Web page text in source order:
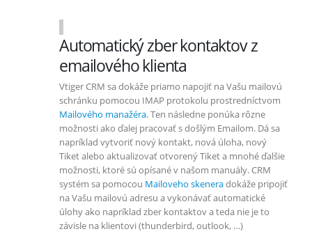
Automatický zber kontaktov z
emailového klienta
Vtiger CRM sa dokáže priamo napojiť na Vašu mailovú
schránku pomocou IMAP protokolu prostredníctvom
Mailového manažéra. Ten následne ponúka rôzne
možnosti ako ďalej pracovať s došlým Emailom. Dá sa
napríklad vytvoriť nový kontakt, nová úloha, nový
Tiket alebo aktualizovať otvorený Tiket a mnohé ďalšie
možnosti, ktoré sú opísané v našom manuály. CRM
systém sa pomocou Mailoveho skeneradokáže pripojiť
na Vašu mailovú adresu a vykonávať automatické
úlohy ako napríklad zber kontaktov a teda nie je to
závisle na klientovi (thunderbird, outlook, …)